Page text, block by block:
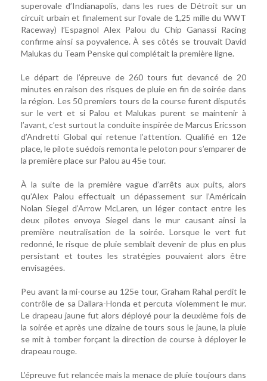
superovale d’Indianapolis, dans les rues de Détroit sur un
circuit urbain et finalement sur l’ovale de 1,25 mille du WWT
Raceway) l’Espagnol Alex Palou du Chip Ganassi Racing
confirme ainsi sa poyvalence. À ses côtés se trouvait David
Malukas du Team Penske qui complétait la première ligne.
Le départ de l’épreuve de 260 tours fut devancé de 20
minutes en raison des risques de pluie en fin de soirée dans
la région. Les 50 premiers tours de la course furent disputés
sur le vert et si Palou et Malukas purent se maintenir à
l’avant, c’est surtout la conduite inspirée de Marcus Ericsson
d’Andretti Global qui retenue l’attention. Qualifié en 12e
place, le pilote suédois remonta le peloton pour s’emparer de
la première place sur Palou au 45e tour.
À la suite de la première vague d’arrêts aux puits, alors
qu’Alex Palou effectuait un dépassement sur l’Américain
Nolan Siegel d’Arrow McLaren, un léger contact entre les
deux pilotes envoya Siegel dans le mur causant ainsi la
première neutralisation de la soirée. Lorsque le vert fut
redonné, le risque de pluie semblait devenir de plus en plus
persistant et toutes les stratégies pouvaient alors être
envisagées.
Peu avant la mi-course au 125e tour, Graham Rahal perdit le
contrôle de sa Dallara-Honda et percuta violemment le mur.
Le drapeau jaune fut alors déployé pour la deuxième fois de
la soirée et après une dizaine de tours sous le jaune, la pluie
se mit à tomber forçant la direction de course à déployer le
drapeau rouge.
L’épreuve fut relancée mais la menace de pluie toujours dans